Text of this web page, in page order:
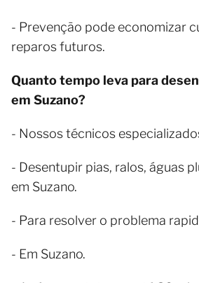
- Prevenção pode economizar
reparos futuros.
Quanto tempo leva para
em Suzano?
- Nossos técnicos
- Desentupir pias, ralos, águas
em Suzano.
- Para resolver o problema
- Em Suzano.